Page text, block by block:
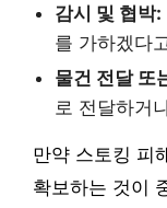
감시 및 협박:
를 가하겠다
물건 전달 또
로 전달하거
만약 스토킹 피
확보하는 것이